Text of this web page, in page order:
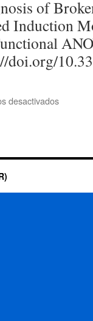
of
Induction
doi.org/
desactivadosen